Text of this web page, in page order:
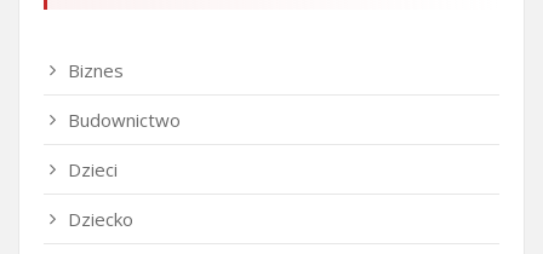
Biznes
Budownictwo
Dzieci
Dziecko